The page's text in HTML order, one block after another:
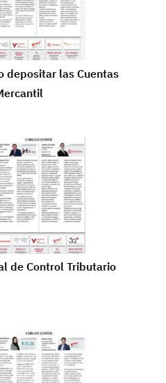
depositar las Cuentas
de Control Tributario